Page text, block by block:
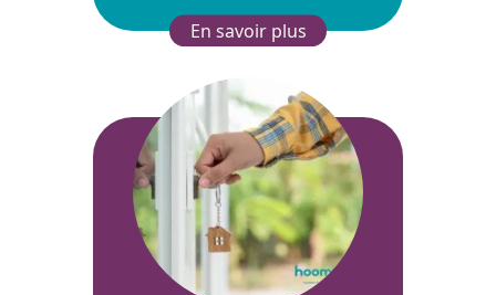
En savoir plus